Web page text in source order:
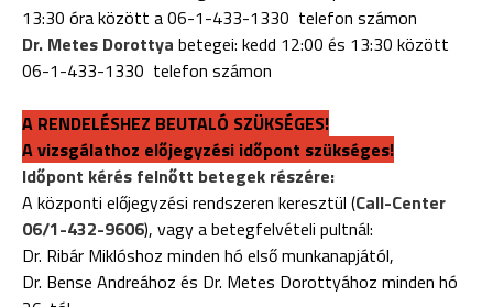
13:30 óra között a 06-1-433-1330 telefon számon
Dr. Metes Dorottya betegei: kedd 12:00 és 13:30 között
06-1-433-1330 telefon számon
A RENDELÉSHEZ BEUTALÓ SZÜKSÉGES!
A vizsgálathoz előjegyzési időpont szükséges!
Időpont kérés felnőtt betegek részére:
A központi előjegyzési rendszeren keresztül (Call-Center
06/1-432-9606), vagy a betegfelvételi pultnál:
Dr. Ribár Miklóshoz minden hó első munkanapjától,
Dr. Bense Andreához és Dr. Metes Dorottyához minden hó